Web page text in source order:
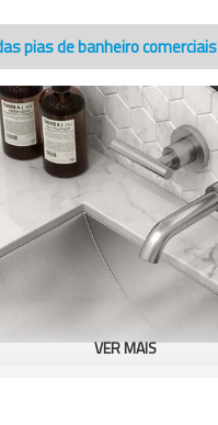
pias de banheiro comerciais
VER MAIS